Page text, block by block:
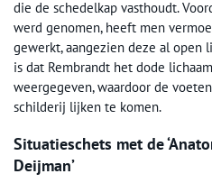
die de schedelkap vasthoudt.
werd genomen, heeft men
gewerkt, aangezien deze al open
is dat Rembrandt het dode
weergegeven, waardoor de
schilderij lijken te komen.
Situatieschets met de
Deijman’